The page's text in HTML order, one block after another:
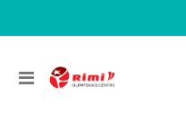
Toggle